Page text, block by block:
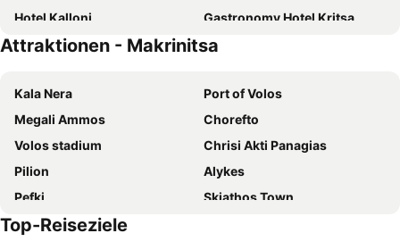
Hotel Kalloni
Gastronomy Hotel Kritsa
Erifili Kallithea
Valis Resort Hotel
Manthos Mountain Resort & Spa
Hotel Ainareti
Magnes Hotel
Hotel Nefeli
Hotel Argo
Volos Inn Hotel
Volos Palace
Santikos Mansion
Filoxenia Hotel
Hotel Defkalion
Olga
Attraktionen - Makrinitsa
Kala Nera
Port of Volos
Megali Ammos
Chorefto
Volos stadium
Chrisi Akti Panagias
Pilion
Alykes
Pefki
Skiathos Town
Katigiorgis
Top-Reiseziele